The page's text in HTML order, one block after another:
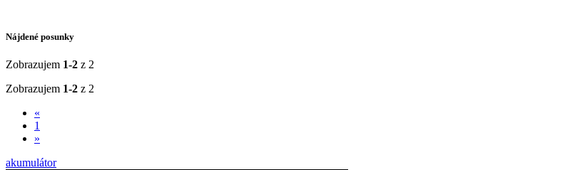
Nájdené posunky
Zobrazujem 1-2 z 2
Zobrazujem 1-2 z 2
«
1
»
akumulátor